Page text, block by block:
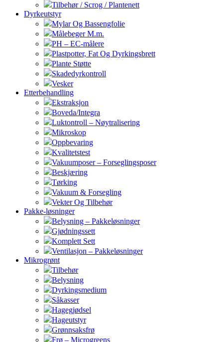
Tilbehør / Scrog / Plantenett
Dyrkeutstyr
Mylar Og Bassengfolie
Målebeger M.m.
PH – EC-målere
Plastpotter, Fat Og Dyrkingsbrett
Plante Støtte
Skadedyrkontroll
Vesker
Etterbehandling
Ekstraksjon
Boveda/Integra
Luktontroll – Nøytralisering
Mikroskop
Oppbevaring
Kvalitetstest
Vakuumposer – Forseglingsposer
Beskjæring
Tørking
Vakuum & Forsegling
Vekter Og Tilbehør
Pakke-løsninger
Belysning – Pakkeløsninger
Gjødningssett
Komplett Sett
Ventilasjon – Pakkeløsninger
Mikrogrønt
Tilbehør
Belysning
Dyrkingsmedium
Såkasser
Hagegjødsel
Hageutstyr
Grønnsaksfrø
Frø – Microgreens